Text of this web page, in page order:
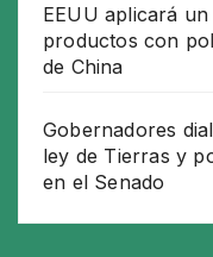
EEUU aplicará
productos con
de China
Gobernadores
ley de Tierras y
en el Senado